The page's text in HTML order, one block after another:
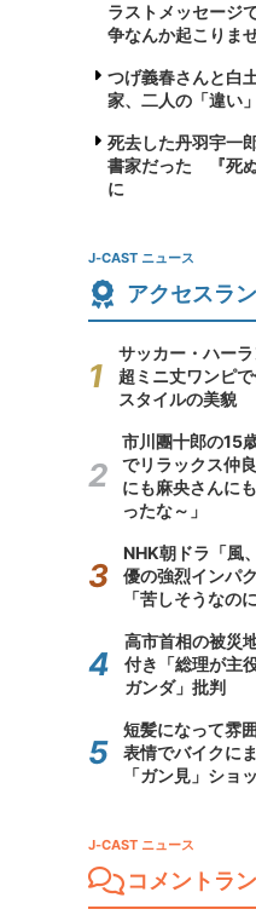
ラストメッセージ
争なんか起こりま
つげ義春さんと白
家、二人の「違い
死去した丹羽宇一
書家だった 『死
に
J-CAST ニュース
アクセスラ
サッカー・ハーラ
超ミニ丈ワンピ
スタイルの美貌
市川團十郎の15
でリラックス仲
にも麻央さんに
ったな～」
NHK朝ドラ「風
優の強烈インパ
「苦しそうなの
高市首相の被災
付き「総理が主
ガンダ」批判
短髪になって雰
表情でバイクに
「ガン見」ショ
J-CAST ニュース
コメントラ